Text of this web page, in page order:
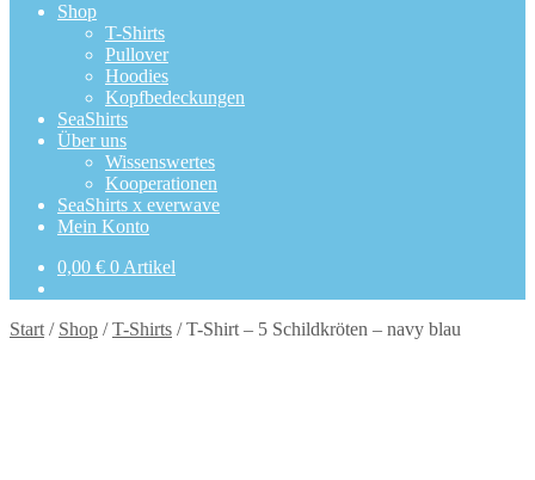
Shop
T-Shirts
Pullover
Hoodies
Kopfbedeckungen
SeaShirts
Über uns
Wissenswertes
Kooperationen
SeaShirts x everwave
Mein Konto
0,00 € 0 Artikel
Start / Shop /T-Shirts /T-Shirt – 5 Schildkröten – navy blau